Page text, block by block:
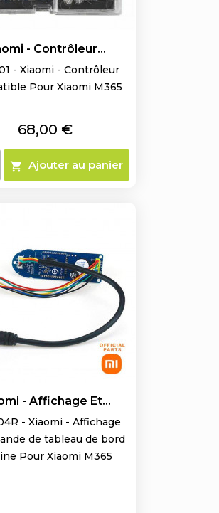
- Contrôleur...
- Xiaomi - Contrôleur
Pour Xiaomi M365
Prix
68,00 €
 Ajouter au panier
- Affichage Et...
- Xiaomi - Affichage
de tableau de bord
Pour Xiaomi M365